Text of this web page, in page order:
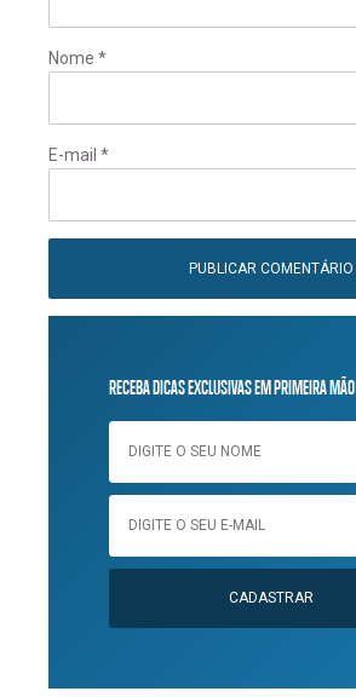
Nome *
E-mail *
RECEBA DICAS EXCLUSIVAS EM PRIMEIRA MÃO
CADASTRAR